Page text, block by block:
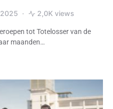
2,0K views
tot Totelosser van de
maanden…